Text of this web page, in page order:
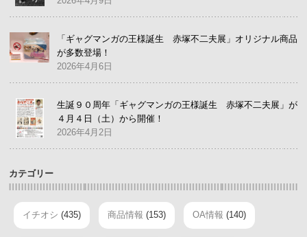
「ギャグマンガの王様誕生 赤塚不二夫展」オリジナル商品
が多数登場！
2026年4月6日
生誕９０周年「ギャグマンガの王様誕生 赤塚不二夫展」が
４月４日（土）から開催！
2026年4月2日
カテゴリー
イチオシ (435) 商品情報 (153) OA情報 (140)